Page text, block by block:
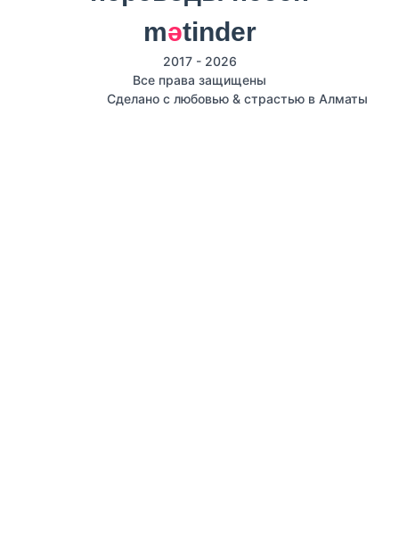
mәtinder
2017 - 2026
Все права защищены
Сделано с любовью & страстью в Алматы